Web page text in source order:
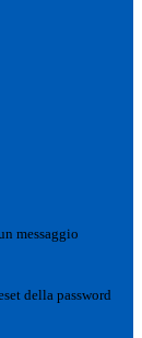
messaggio
della password